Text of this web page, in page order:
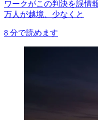
ワークがこの判決を誤情
万人が越境、少なくと
8 分で読めます